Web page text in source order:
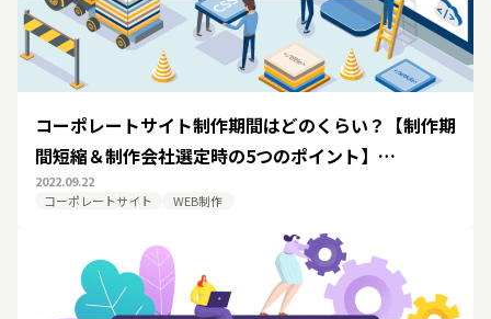
コーポレートサイト制作期間はどのくらい？【制作期
間短縮＆制作会社選定時の5つのポイント】…
2022.09.22
コーポレートサイト
WEB制作